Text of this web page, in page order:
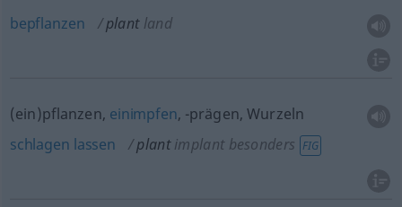
bepflanzen plant land
(ein)pflanzen, einimpfen, -prägen, Wurzeln
schlagen lassen plant implantbesonders FIG